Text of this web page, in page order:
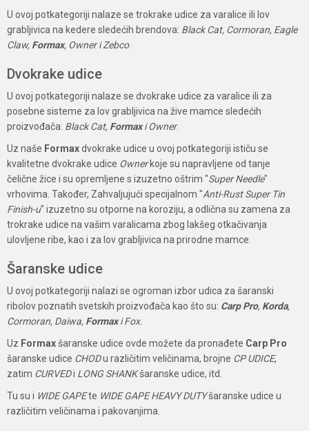
U ovoj potkategoriji nalaze se trokrake udice za varalice ili lov
grabljivica na kedere sledećih brendova: Black Cat, Cormoran, Eagle
Claw, Formax, Owner i Zebco.
Dvokrake udice
U ovoj potkategoriji nalaze se dvokrake udice za varalice ili za
posebne sisteme za lov grabljivica na žive mamce sledećih
proizvođača: Black Cat, Formaxi Owner.
Uz naše Formaxdvokrake udice u ovoj potkategoriji ističu se
kvalitetne dvokrake udice Ownerkoje su napravljene od tanje
čelične žice i su opremljene s izuzetno oštrim "Super Needle"
vrhovima. Također, Zahvaljujući specijalnom "Anti-Rust Super Tin
Finish-u" izuzetno su otporne na koroziju, a odlična su zamena za
trokrake udice na vašim varalicama zbog lakšeg otkačivanja
ulovljene ribe, kao i za lov grabljivica na prirodne mamce.
Šaranske udice
U ovoj potkategoriji nalazi se ogroman izbor udica za šaranski
ribolov poznatih svetskih proizvođača kao što su: Carp Pro, Korda,
Cormoran, Daiwa, Formaxi Fox.
Uz Formaxšaranske udice ovde možete da pronađete Carp Pro
šaranske udice CHODu različitim veličinama, brojne CP UDICE,
zatim CURVEDi LONG SHANKšaranske udice, itd.
Tu su i WIDE GAPEte WIDE GAPE HEAVY DUTYšaranske udice u
različitim veličinama i pakovanjima.